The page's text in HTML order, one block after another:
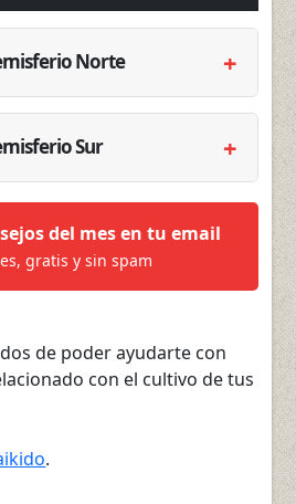
Norte
Sur
del mes en tu email
gratis y sin spam
de poder ayudarte con
con el cultivo de tus
.